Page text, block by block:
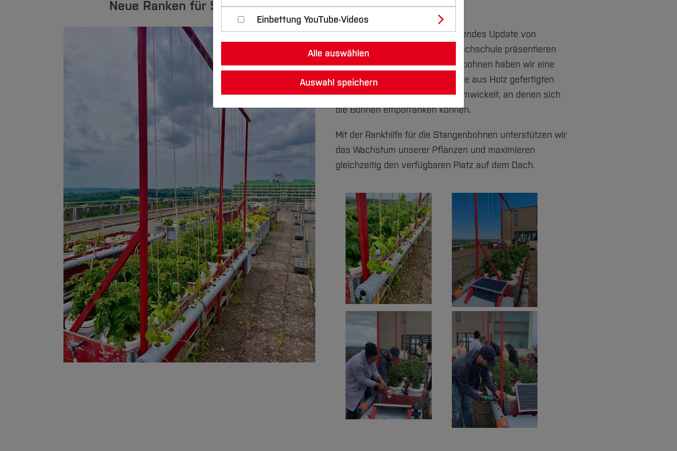
Neue Ranken für Stangenbohnen auf unserer Rooftop Farm
Wir freuen uns, euch ein spannendes Update von
unserer Rooftop Farm an der Hochschule präsentieren
zu können! Für unsere Stangenbohnen haben wir eine
spezielle Rankhilfe gebaut. Diese aus Holz gefertigten
Strukturen sind mit Schnüren umwickelt, an denen sich
die Bohnen emporranken können.
Mit der Rankhilfe für die Stangenbohnen unterstützen wir
das Wachstum unserer Pflanzen und maximieren
gleichzeitig den verfügbaren Platz auf dem Dach.
Einbettung YouTube-Videos
Alle auswählen
Auswahl speichern